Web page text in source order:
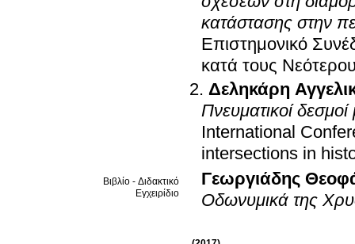
κατάστασης στην
Επιστημονικό
κατά τους
Δεληκάρη
Πνευματικοί
International
intersections in
Βιβλίο - Διδακτικό
Εγχειρίδιο
Γεωργιάδης
Οδωνυμικά της